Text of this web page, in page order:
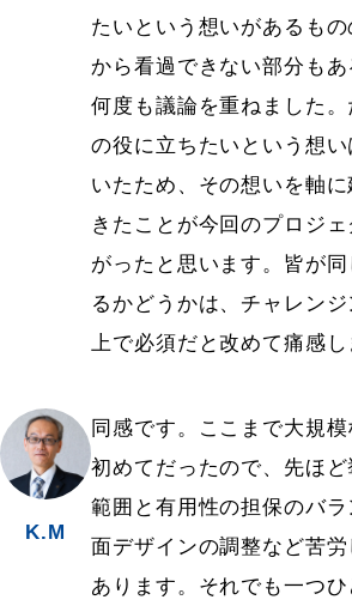
たいという想いがあるも
から看過できない部分もあ
何度も議論を重ねました
の役に立ちたいという想
いたため、その想いを軸
きたことが今回のプロジ
がったと思います。皆が
るかどうかは、チャレン
上で必須だと改めて痛感し
K.M
同感です。ここまで大規
初めてだったので、先ほ
範囲と有用性の担保のバ
面デザインの調整など苦
あります。それでも一つ